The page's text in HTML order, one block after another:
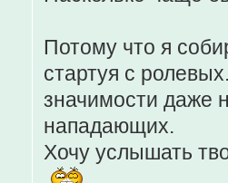
Потому что я
стартуя с
значимости даже
нападающих.
Хочу услышать